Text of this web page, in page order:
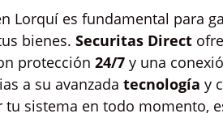
Lorquí es fundamental para
bienes. Securitas Direct
protección 24/7 y una
a su avanzada tecnología y
sistema en todo momento,